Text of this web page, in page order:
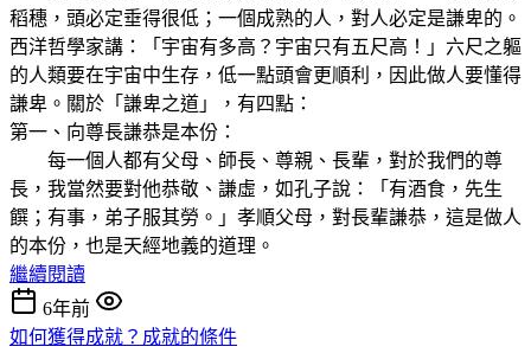
稻穗，頭必定垂得很低；一個成熟的人，對人必定是謙卑的。
西洋哲學家講：「宇宙有多高？宇宙只有五尺高！」六尺之軀
的人類要在宇宙中生存，低一點頭會更順利，因此做人要懂得
謙卑。關於「謙卑之道」，有四點：
第一、向尊長謙恭是本份：
每一個人都有父母、師長、尊親、長輩，對於我們的尊
長，我當然要對他恭敬、謙虛，如孔子說：「有酒食，先生
饌；有事，弟子服其勞。」孝順父母，對長輩謙恭，這是做人
的本份，也是天經地義的道理。
繼續閱讀
6年前
如何獲得成就？成就的條件